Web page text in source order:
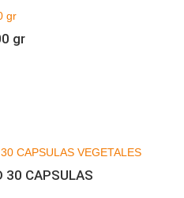
gr
30 CAPSULAS